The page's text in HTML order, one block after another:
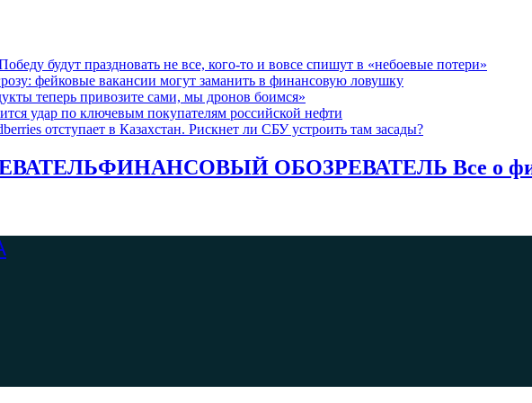
будут праздновать не все, кого-то и вовсе спишут в «небоевые потери»
фейковые вакансии могут заманить в финансовую ловушку
теперь привозите сами, мы дронов боимся»
удар по ключевым покупателям российской нефти
отступает в Казахстан. Рискнет ли СБУ устроить там засады?
ФИНАНСОВЫЙ ОБОЗРЕВАТЕЛЬ Все о